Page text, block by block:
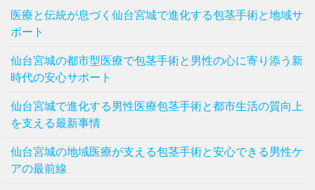
医療と伝統が息づく仙台宮城で進化する包茎手術と地域サ
ポート
仙台宮城の都市型医療で包茎手術と男性の心に寄り添う新
時代の安心サポート
仙台宮城で進化する男性医療包茎手術と都市生活の質向上
を支える最新事情
仙台宮城の地域医療が支える包茎手術と安心できる男性ケ
アの最前線